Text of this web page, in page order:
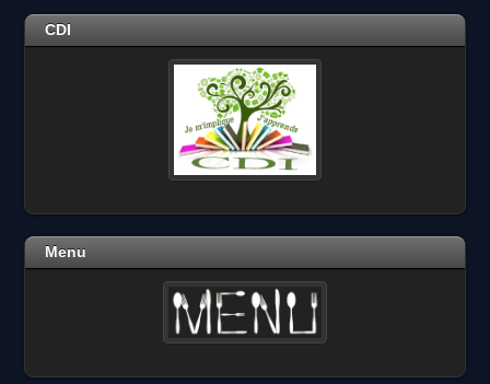
CDI
Menu